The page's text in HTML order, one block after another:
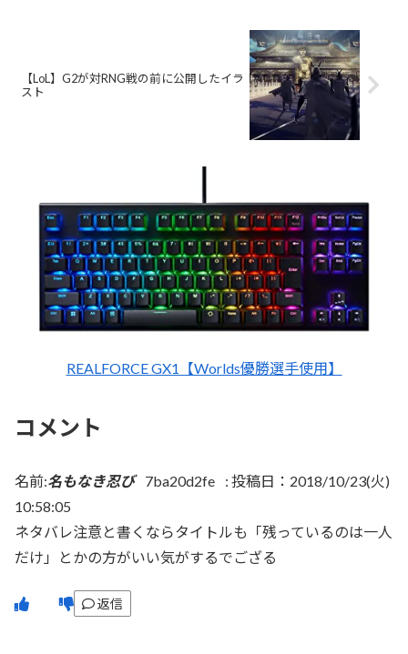
【LoL】G2が対RNG戦の前に公開したイラ
スト
REALFORCE GX1【Worlds優勝選手使用】
コメント
名前:名もなき忍び 7ba20d2fe : 投稿日：2018/10/23(火)
10:58:05
ネタバレ注意と書くならタイトルも「残っているのは一人
だけ」とかの方がいい気がするでござる
返信